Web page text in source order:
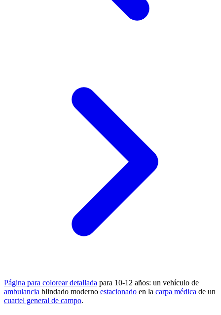
Página para colorear detallada para 10-12 años: un vehículo de
ambulancia blindado moderno estacionado en la carpa médica de un
cuartel general de campo.